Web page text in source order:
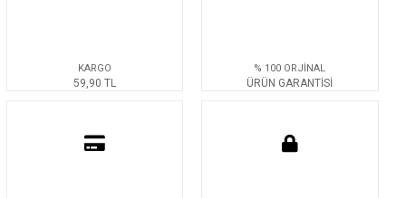
KARGO
59,90 TL
% 100 ORJİNAL
ÜRÜN GARANTİSİ